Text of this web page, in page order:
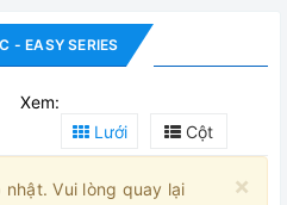
- EASY SERIES
Xem:
Lưới
Cột
×
Vui lòng quay lại